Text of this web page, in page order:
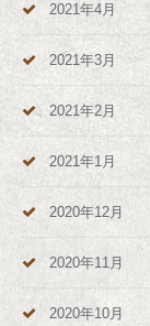
2021年4月
2021年3月
2021年2月
2021年1月
2020年12月
2020年11月
2020年10月